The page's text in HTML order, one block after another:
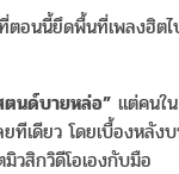
ตอนนี้ยึดพื้นที่เพลงฮิต
ตนด์บายหล่อ” แต่คนใ
ดียว โดยเบื้องหลังบ
วสิกวิดีโอเองกับมือ